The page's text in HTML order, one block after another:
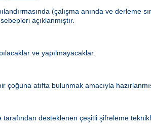
(çalışma anında ve derleme
açıklanmıştır.
ve yapılmayacaklar.
çoğuna atıfta bulunmak amacıyla
desteklenen çeşitli şifreleme